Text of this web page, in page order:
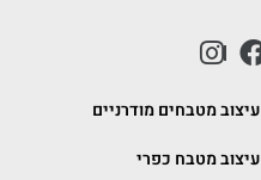
עיצוב מטבחים מודרניים
עיצוב מטבח כפרי